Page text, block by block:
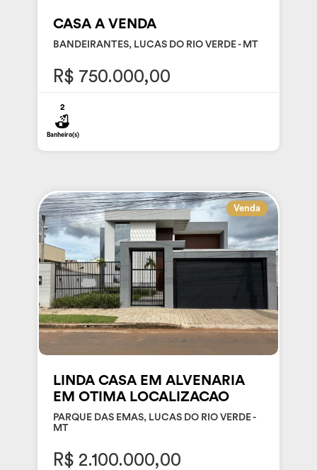
CASA A VENDA
BANDEIRANTES, LUCAS DO RIO VERDE - MT
R$ 750.000,00
2
Banheiro(s)
Venda
LINDA CASA EM ALVENARIA
EM OTIMA LOCALIZACAO
PARQUE DAS EMAS, LUCAS DO RIO VERDE -
MT
R$ 2.100.000,00